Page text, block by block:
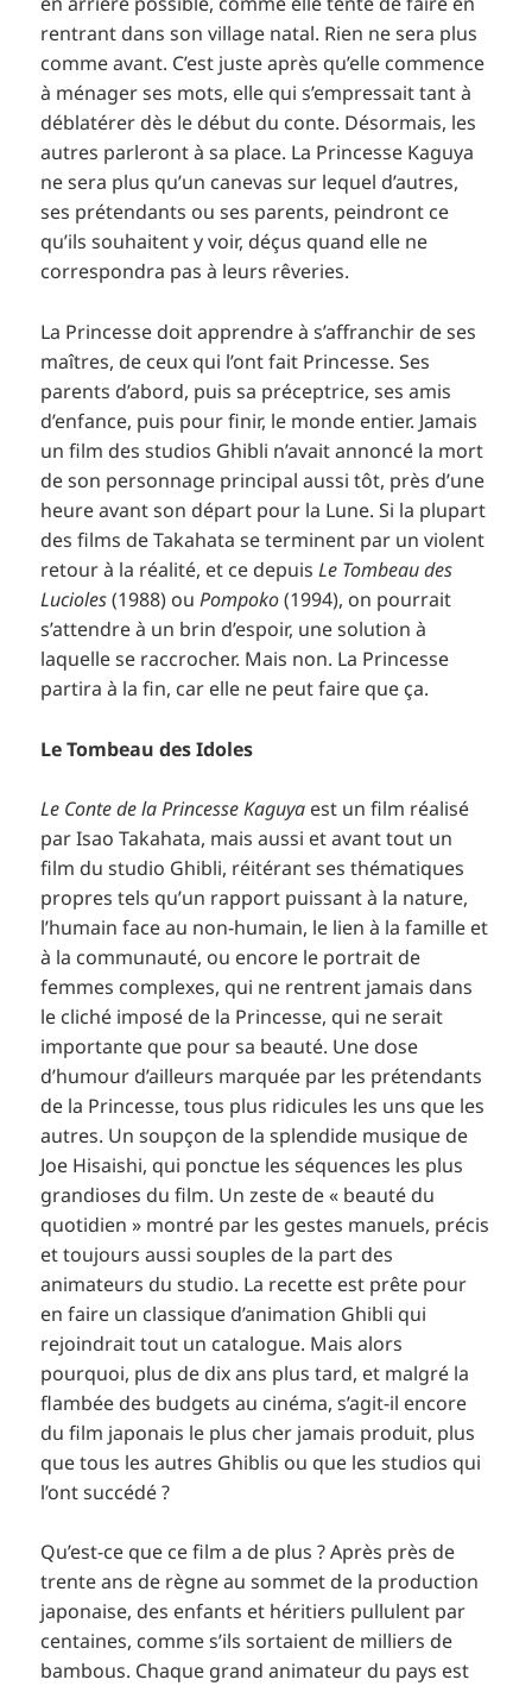
rentrant dans son village natal. Rien ne sera plus
comme avant. C’est juste après qu’elle commence
à ménager ses mots, elle qui s’empressait tant à
déblatérer dès le début du conte. Désormais, les
autres parleront à sa place. La Princesse Kaguya
ne sera plus qu’un canevas sur lequel d’autres,
ses prétendants ou ses parents, peindront ce
qu’ils souhaitent y voir, déçus quand elle ne
correspondra pas à leurs rêveries.
La Princesse doit apprendre à s’affranchir de ses
maîtres, de ceux qui l’ont fait Princesse. Ses
parents d’abord, puis sa préceptrice, ses amis
d’enfance, puis pour finir, le monde entier. Jamais
un film des studios Ghibli n’avait annoncé la mort
de son personnage principal aussi tôt, près d’une
heure avant son départ pour la Lune. Si la plupart
des films de Takahata se terminent par un violent
retour à la réalité, et ce depuisLe Tombeau des
Lucioles(1988) ouPompoko(1994), on pourrait
s’attendre à un brin d’espoir, une solution à
laquelle se raccrocher. Mais non. La Princesse
partira à la fin, car elle ne peut faire que ça.
Le Tombeau des Idoles
Le Conte de la Princesse Kaguya est un film réalisé
par Isao Takahata, mais aussi et avant tout un
film du studio Ghibli, réitérant ses thématiques
propres tels qu’un rapport puissant à la nature,
l’humain face au non-humain, le lien à la famille et
à la communauté, ou encore le portrait de
femmes complexes, qui ne rentrent jamais dans
le cliché imposé de la Princesse, qui ne serait
importante que pour sa beauté. Une dose
d’humour d’ailleurs marquée par les prétendants
de la Princesse, tous plus ridicules les uns que les
autres. Un soupçon de la splendide musique de
Joe Hisaishi, qui ponctue les séquences les plus
grandioses du film. Un zeste de « beauté du
quotidien » montré par les gestes manuels, précis
et toujours aussi souples de la part des
animateurs du studio. La recette est prête pour
en faire un classique d’animation Ghibli qui
rejoindrait tout un catalogue. Mais alors
pourquoi, plus de dix ans plus tard, et malgré la
flambée des budgets au cinéma, s’agit-il encore
du film japonais le plus cher jamais produit, plus
que tous les autres Ghiblis ou que les studios qui
l’ont succédé ?
Qu’est-ce que ce film a de plus ? Après près de
trente ans de règne au sommet de la production
japonaise, des enfants et héritiers pullulent par
centaines, comme s’ils sortaient de milliers de
bambous. Chaque grand animateur du pays est